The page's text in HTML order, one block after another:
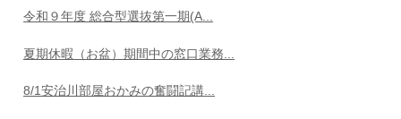
令和９年度 総合型選抜第一期(A...
夏期休暇（お盆）期間中の窓口業務...
8/1安治川部屋おかみの奮闘記講...